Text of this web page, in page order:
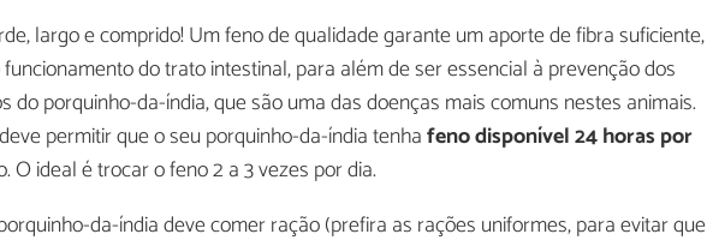
largo e comprido! Um feno de qualidade garante um aporte de fibra suficiente,
do trato intestinal, para além de ser essencial à prevenção dos
do porquinho-da-índia, que são uma das doenças mais comuns nestes animais.
permitir que o seu porquinho-da-índia tenhafeno disponível 24 horas por
O ideal é trocar o feno 2 a 3 vezes por dia.
da-índia deve comer ração (prefira as rações uniformes, para evitar que